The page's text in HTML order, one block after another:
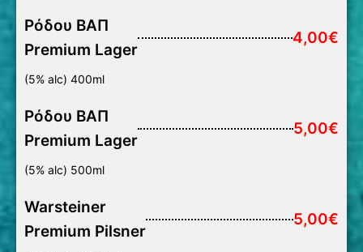
Ρόδου ΒΑΠ
Premium Lager
4,00€
(5% alc) 400ml
Ρόδου ΒΑΠ
Premium Lager
5,00€
(5% alc) 500ml
Warsteiner
Premium Pilsner
5,00€